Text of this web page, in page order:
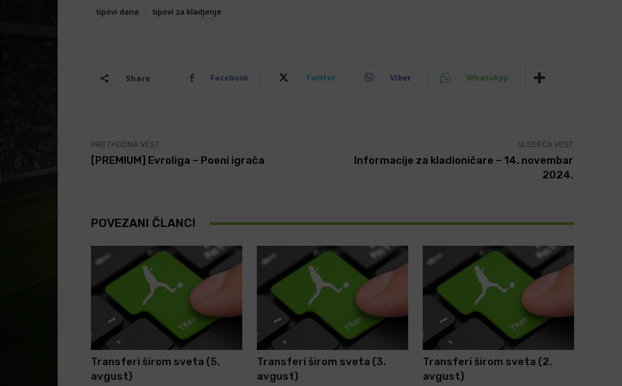
tipovi dana
tipovi za kladjenje
Share Facebook Twitter Viber WhatsApp
PRETHODNA VEST
[PREMIUM] Evroliga – Poeni igrača
SLEDEĆA VEST
Informacije za kladioničare – 14. novembar
2024.
POVEZANI ČLANCI
Transferi širom sveta (5.
avgust)
Transferi širom sveta (3.
avgust)
Transferi širom sveta (2.
avgust)